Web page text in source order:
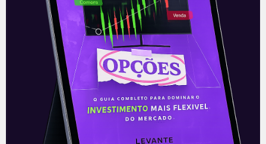
Acompanhe nossas Redes Sociais!
O conteúdo foi útil para você? Compartilhe!